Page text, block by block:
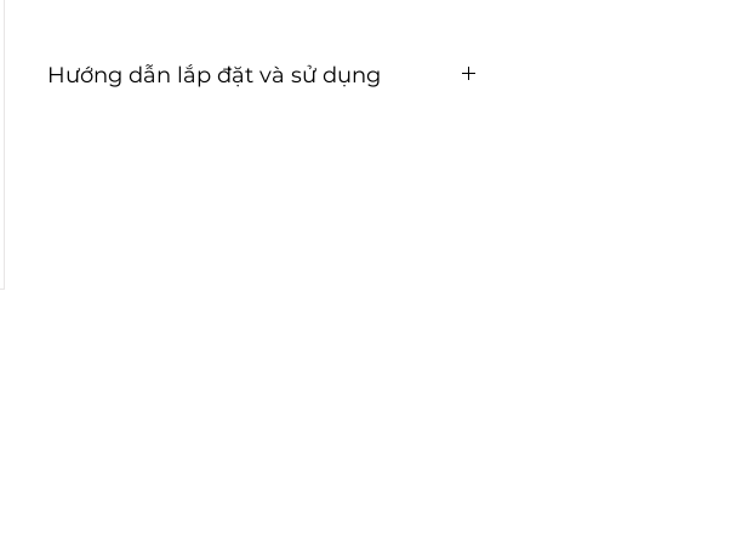
Hướng dẫn lắp đặt và sử dụng